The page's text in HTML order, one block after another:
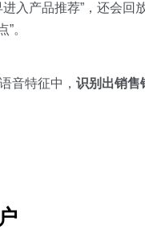
入产品推荐”，还会回
。
音特征中， 识别出销售